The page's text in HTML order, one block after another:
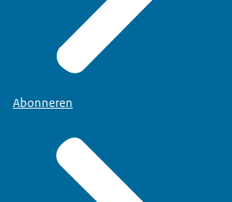
Abonneren